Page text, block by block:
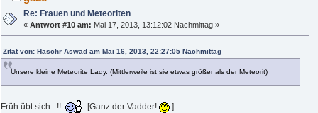
Re: Frauen und Meteoriten
«Antwort #10 am: Mai 17, 2013, 13:12:02 Nachmittag »
Zitat von: Haschr Aswad am Mai 16, 2013, 22:27:05 Nachmittag
Unsere kleine Meteorite Lady. (Mittlerweile ist sie etwas größer als der Meteorit)
Früh übt sich...!! [Ganz der Vadder! ]